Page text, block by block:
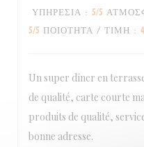
ΥΠΗΡΕΣΊΑ : 5/5
5/5 ΠΟΙΌΤΗΤΑ / ΤΙΜΉ : 4
Un super dîner en
de qualité, carte courte
produits de qualité,
bonne adresse.